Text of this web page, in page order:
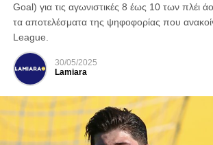
Goal) για τις αγωνιστικές 8 έως 10 των πλέι
τα αποτελέσματα της ψηφοφορίας που
League.
30/05/2025
Lamiara